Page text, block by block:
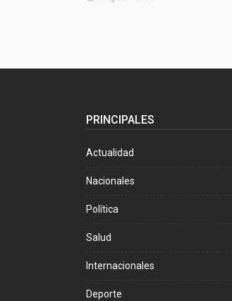
PRINCIPALES
Actualidad
Nacionales
Política
Salud
Internacionales
Deporte